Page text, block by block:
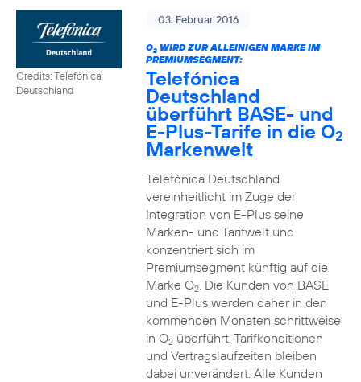
Credits: Telefónica
Deutschland
03. Februar 2016
O2WIRD ZUR ALLEINIGEN MARKE IM
PREMIUMSEGMENT:
Telefónica
Deutschland
überführt BASE- und
E-Plus-Tarife in die O2
Markenwelt
Telefónica Deutschland
vereinheitlicht im Zuge der
Integration von E-Plus seine
Marken- und Tarifwelt und
konzentriert sich im
Premiumsegment künftig auf die
Marke O2. Die Kunden von BASE
und E-Plus werden daher in den
kommenden Monaten schrittweise
in O2überführt. Tarifkonditionen
und Vertragslaufzeiten bleiben
dabei unverändert. Alle Kunden